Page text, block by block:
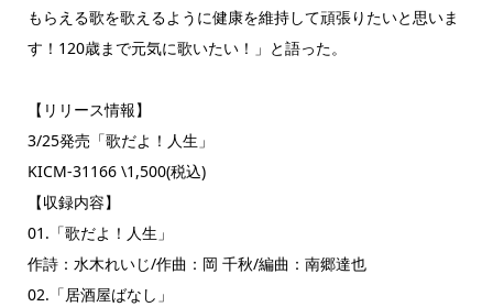
もらえる歌を歌えるように健康を維持して頑張りたいと思いま
す！120歳まで元気に歌いたい！」と語った。
【リリース情報】
3/25発売「歌だよ！人生」
KICM-31166 \1,500(税込)
【収録内容】
01.「歌だよ！人生」
作詩：水木れいじ/作曲：岡 千秋/編曲：南郷達也
02.「居酒屋ばなし」